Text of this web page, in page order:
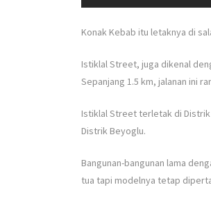
Konak Kebab itu letaknya di
Istiklal Street, juga dikenal
Sepanjang 1.5 km, jalanan ini
Istiklal Street terletak di Distrik
Distrik Beyoglu.
Bangunan-bangunan lama
tua tapi modelnya tetap